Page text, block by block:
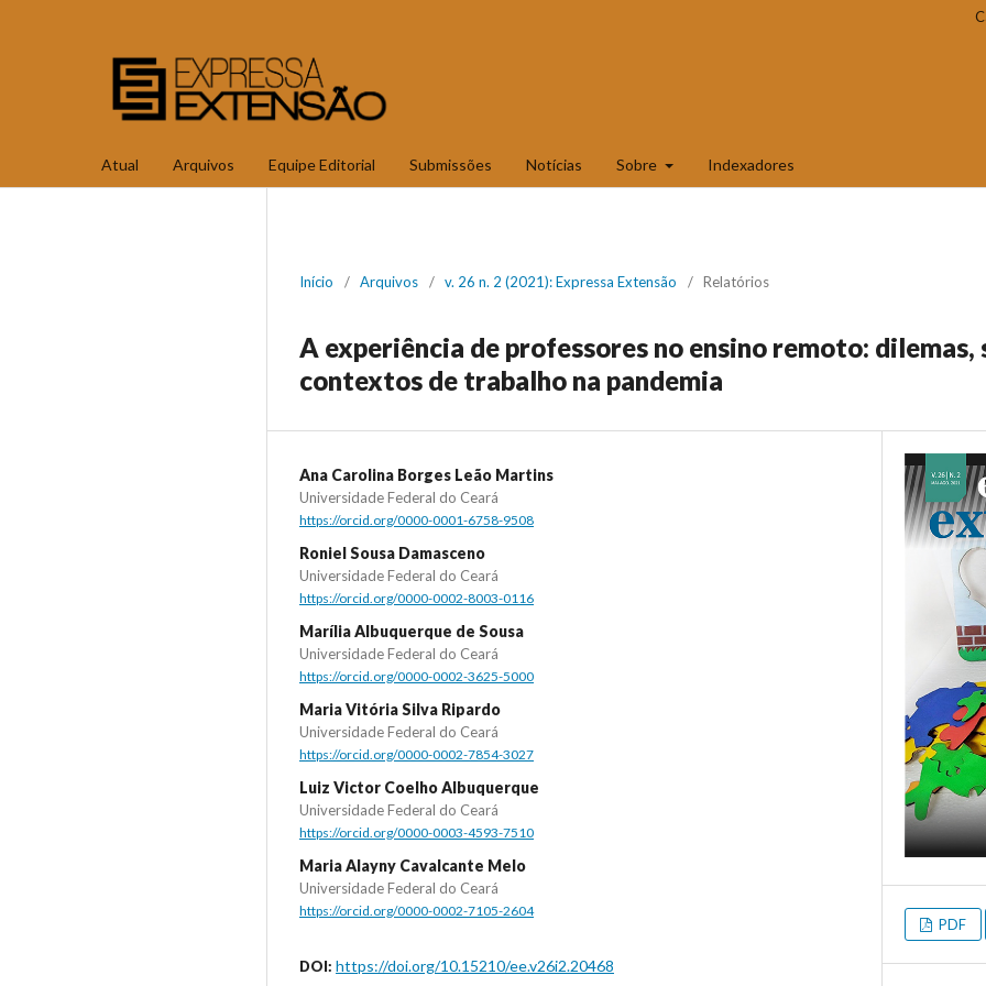
Atual Arquivos Equipe Editorial Submissões Notícias Sobre Indexadores
Início / Arquivos / v. 26 n. 2 (2021): Expressa Extensão / Relatórios
A experiência de professores no ensino remoto: dilemas,
contextos de trabalho na pandemia
Ana Carolina Borges Leão Martins
Universidade Federal do Ceará
https://orcid.org/0000-0001-6758-9508
Roniel Sousa Damasceno
Universidade Federal do Ceará
https://orcid.org/0000-0002-8003-0116
Marília Albuquerque de Sousa
Universidade Federal do Ceará
https://orcid.org/0000-0002-3625-5000
Maria Vitória Silva Ripardo
Universidade Federal do Ceará
https://orcid.org/0000-0002-7854-3027
Luiz Victor Coelho Albuquerque
Universidade Federal do Ceará
https://orcid.org/0000-0003-4593-7510
Maria Alayny Cavalcante Melo
Universidade Federal do Ceará
https://orcid.org/0000-0002-7105-2604
DOI: https://doi.org/10.15210/ee.v26i2.20468
PDF